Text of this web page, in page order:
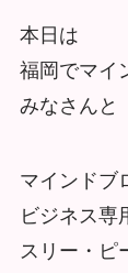
本日は
福岡でマイ
みなさんと
マインドブ
ビジネス専
スリー・ピ